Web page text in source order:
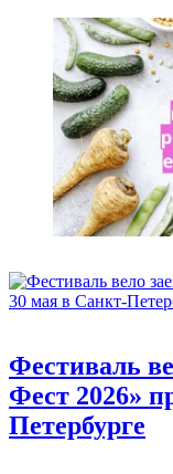
Фестиваль
Фест 2026»
Петербурге